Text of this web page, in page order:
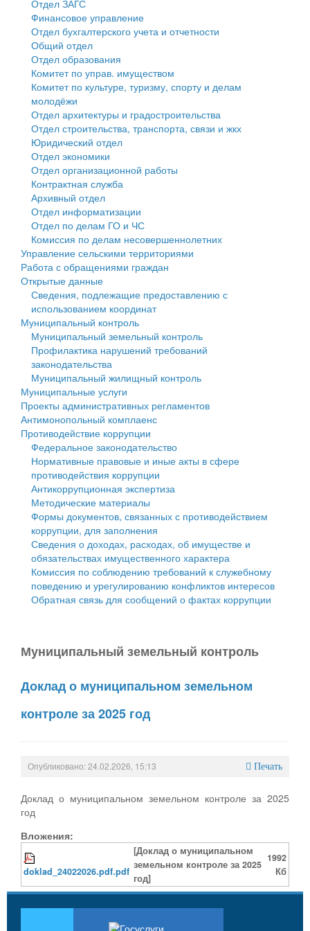
Государственные услуги
Промышленность и АПК
Экономика и бизнес
Символика
Устав
Гостям округа
Туризм
Культура
Образование
Здравоохранение
Социальная защита
Фотоальбом
муниципального округа Тверской области
Администрация Кашинского муниципального округа
Тверской области
Управление сельскими территориями
Открытые данные
Работа с обращениями граждан
Муниципальный контроль
Муниципальные услуги
Проекты административных регламентов
Антимонопольный комплаенс
Противодействие коррупции
Финансовое управление
Бюджет для граждан
Имущество
Выявление правообладателей ранее учтенных
объектов недвижимости
Имущественная поддержка субъектов малого и
среднего предпринимательства
Информационная поддержка субъектов малого и
среднего предпринимательства
Муниципальные программы
Контрольно-счетная палата
Персональные данные
Оценка регулирующего воздействия
Деятельность МУ
Нормативы градостроительного проектирования
Правила землепользования и застройки
Генеральные планы
Проекты планировки территории
Собрание депутатов
Городское поселение
Сельские поселения
Отдел ЗАГС
Финансовое управление
Отдел бухгалтерского учета и отчетности
Общий отдел
Отдел образования
Комитет по управ. имуществом
Комитет по культуре, туризму, спорту и делам
молодёжи
Отдел архитектуры и градостроительства
Отдел строительства, транспорта, связи и жкх
Юридический отдел
Отдел экономики
Отдел организационной работы
Контрактная служба
Архивный отдел
Отдел информатизации
Отдел по делам ГО и ЧС
Комиссия по делам несовершеннолетних
Управление сельскими территориями
Работа с обращениями граждан
Открытые данные
Сведения, подлежащие предоставлению с
использованием координат
Муниципальный контроль
Муниципальный земельный контроль
Профилактика нарушений требований
законодательства
Муниципальный жилищный контроль
Муниципальные услуги
Проекты административных регламентов
Антимонопольный комплаенс
Противодействие коррупции
Федеральное законодательство
Нормативные правовые и иные акты в сфере
противодействия коррупции
Антикоррупционная экспертиза
Методические материалы
Формы документов, связанных с противодействием
коррупции, для заполнения
Сведения о доходах, расходах, об имуществе и
обязательствах имущественного характера
Комиссия по соблюдению требований к служебному
поведению и урегулированию конфликтов интересов
Обратная связь для сообщений о фактах коррупции
Муниципальный земельный контроль
Доклад о муниципальном земельном
контроле за 2025 год
Опубликовано: 24.02.2026, 15:13 Печать
Доклад о муниципальном земельном контроле за 2025
год
Вложения:
doklad_24022026.pdf.pdf
[Доклад о муниципальном
земельном контроле за 2025
год]
1992
Кб